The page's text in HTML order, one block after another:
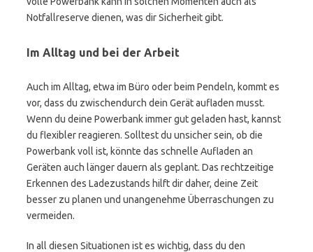
Notfallreserve dienen, was dir Sicherheit gibt.
Im Alltag und bei der Arbeit
Auch im Alltag, etwa im Büro oder beim Pendeln, kommt es
vor, dass du zwischendurch dein Gerät aufladen musst.
Wenn du deine Powerbank immer gut geladen hast, kannst
du flexibler reagieren. Solltest du unsicher sein, ob die
Powerbank voll ist, könnte das schnelle Aufladen an
Geräten auch länger dauern als geplant. Das rechtzeitige
Erkennen des Ladezustands hilft dir daher, deine Zeit
besser zu planen und unangenehme Überraschungen zu
vermeiden.
In all diesen Situationen ist es wichtig, dass du den